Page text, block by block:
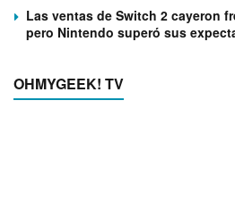
Las ventas de Switch 2 cayeron
pero Nintendo superó sus
OHMYGEEK! TV